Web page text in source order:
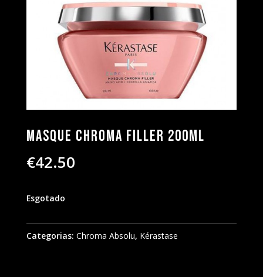
Masque Chroma Filler 200ml
€42.50
Esgotado
Categorias: Chroma Absolu, Kérastase